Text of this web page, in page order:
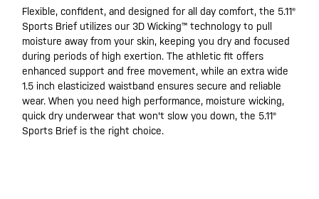
Flexible, confident, and designed for all day comfort, the 5.11®
Sports Brief utilizes our 3D Wicking™ technology to pull
moisture away from your skin, keeping you dry and focused
during periods of high exertion. The athletic fit offers
enhanced support and free movement, while an extra wide
1.5 inch elasticized waistband ensures secure and reliable
wear. When you need high performance, moisture wicking,
quick dry underwear that won't slow you down, the 5.11®
Sports Brief is the right choice.